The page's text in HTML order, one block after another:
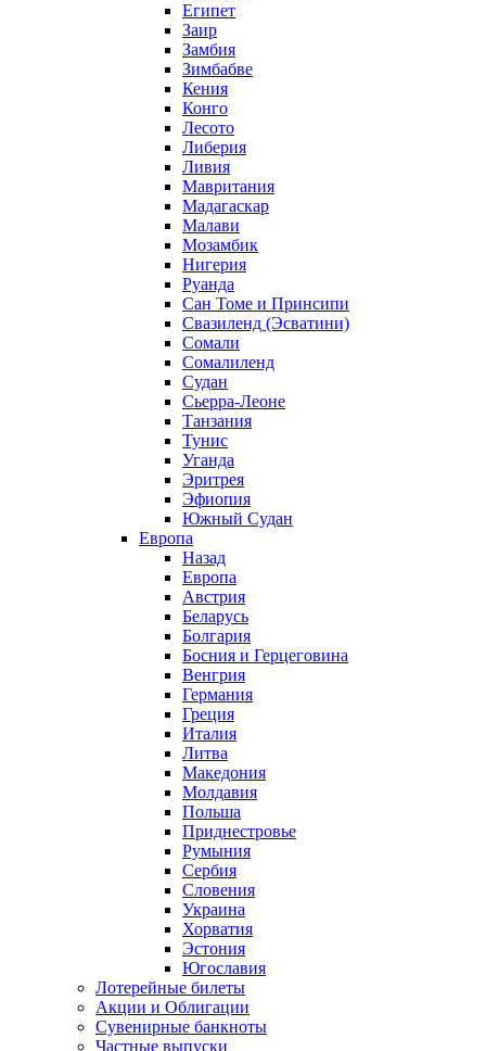
Египет
Заир
Замбия
Зимбабве
Кения
Конго
Лесото
Либерия
Ливия
Мавритания
Мадагаскар
Малави
Мозамбик
Нигерия
Руанда
Сан Томе и Принсипи
Свазиленд (Эсватини)
Сомали
Сомалиленд
Судан
Сьерра-Леоне
Танзания
Тунис
Уганда
Эритрея
Эфиопия
Южный Судан
Европа
Назад
Европа
Австрия
Беларусь
Болгария
Босния и Герцеговина
Венгрия
Германия
Греция
Италия
Литва
Македония
Молдавия
Польша
Приднестровье
Румыния
Сербия
Словения
Украина
Хорватия
Эстония
Югославия
Лотерейные билеты
Акции и Облигации
Сувенирные банкноты
Частные выпуски